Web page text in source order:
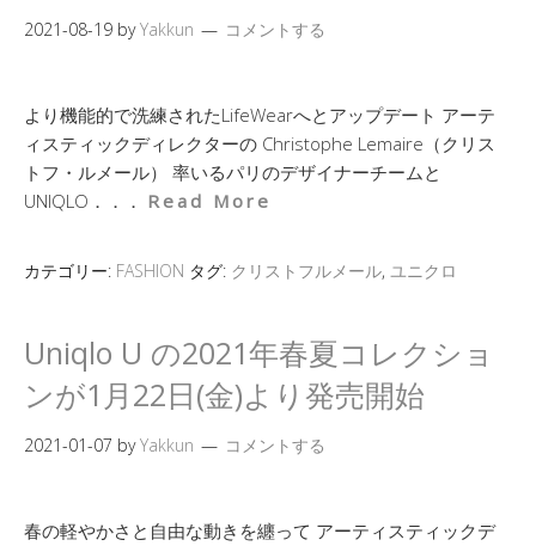
2021-08-19 byYakkun コメントする
より機能的で洗練されたLifeWearへとアップデート アーテ
ィスティックディレクターの Christophe Lemaire（クリス
トフ・ルメール） 率いるパリのデザイナーチームと
UNIQLO．．． Read More
カテゴリー: FASHION タグ: クリストフルメール, ユニクロ
Uniqlo U の2021年春夏コレクショ
ンが1月22日(金)より発売開始
2021-01-07 byYakkun コメントする
春の軽やかさと自由な動きを纏って アーティスティックデ